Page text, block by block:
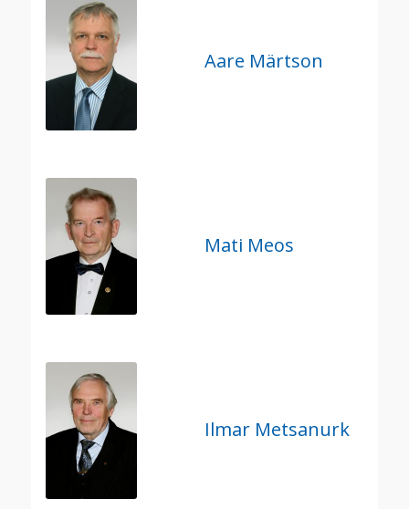
Aare Märtson
Mati Meos
Ilmar Metsanurk